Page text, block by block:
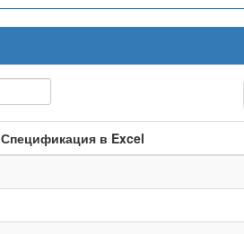
Спецификация в Excel